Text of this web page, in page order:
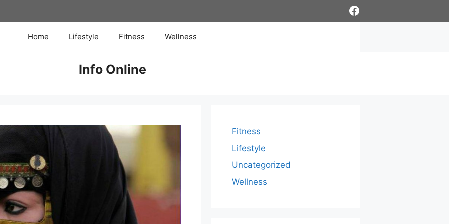
Facebook
Home Lifestyle Fitness Wellness
Info Online
Fitness
Lifestyle
Uncategorized
Wellness